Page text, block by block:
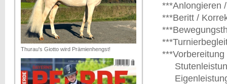
Thurau's Giotto wird Prämienhengst!
***Anlongieren
***Beritt /